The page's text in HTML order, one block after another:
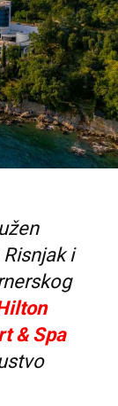
i
& Spa